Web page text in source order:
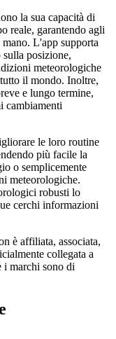
la sua capacità di
reale, garantendo agli
L'app supporta
posizione,
meteorologiche
il mondo. Inoltre,
e lungo termine,
cambiamenti
le loro routine
più facile la
o semplicemente
meteorologiche.
robusti lo
cerchi informazioni
è affiliata, associata,
collegata a
marchi sono di